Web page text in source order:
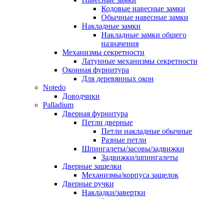
Кодовые навесные замки
Обычные навесные замки
Накладные замки
Накладные замки общего
назначения
Механизмы секретности
Латунные механизмы секретности
Оконная фурнитура
Для деревянных окон
Notedo
Доводчики
Palladium
Дверная фурнитура
Петли дверные
Петли накладные обычные
Разные петли
Шпингалеты/засовы/задвижки
Задвижки/шпингалеты
Дверные защелки
Механизмы/корпуса защелок
Дверные ручки
Накладки/завертки